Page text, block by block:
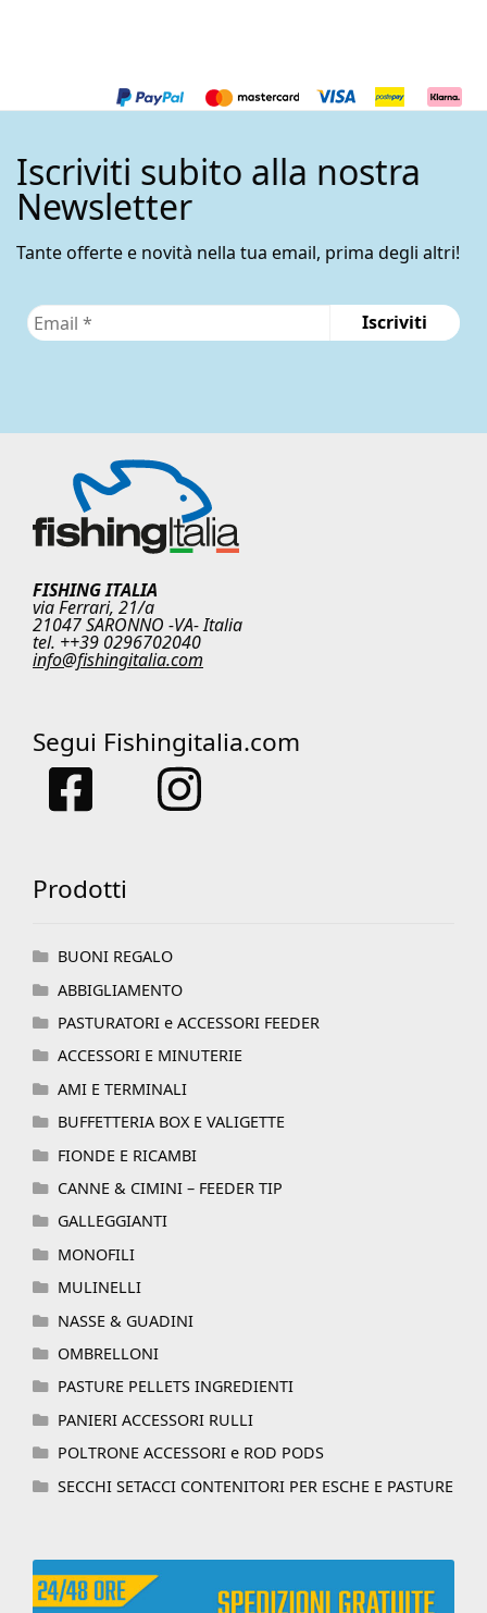
Iscriviti subito alla nostra
Newsletter
Tante offerte e novità nella tua email, prima degli altri!
FISHING ITALIA
via Ferrari, 21/a
21047 SARONNO -VA- Italia
tel. ++39 0296702040
info@fishingitalia.com
Segui Fishingitalia.com
Prodotti
BUONI REGALO
ABBIGLIAMENTO
PASTURATORI e ACCESSORI FEEDER
ACCESSORI E MINUTERIE
AMI E TERMINALI
BUFFETTERIA BOX E VALIGETTE
FIONDE E RICAMBI
CANNE & CIMINI – FEEDER TIP
GALLEGGIANTI
MONOFILI
MULINELLI
NASSE & GUADINI
OMBRELLONI
PASTURE PELLETS INGREDIENTI
PANIERI ACCESSORI RULLI
POLTRONE ACCESSORI e ROD PODS
SECCHI SETACCI CONTENITORI PER ESCHE E PASTURE